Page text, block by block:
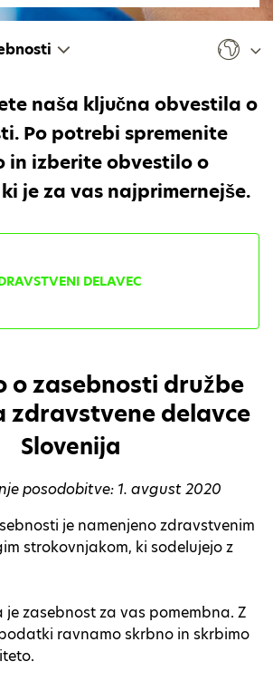
naša ključna obvestila o
Po potrebi spremenite
in izberite obvestilo o
je za vas najprimernejše.
DELAVEC
o zasebnosti družbe
zdravstvene delavce
Slovenija
posodobitve: 1. avgust 2020
je namenjeno zdravstvenim
strokovnjakom, ki sodelujejo z
je zasebnost za vas pomembna. Z
ravnamo skrbno in skrbimo